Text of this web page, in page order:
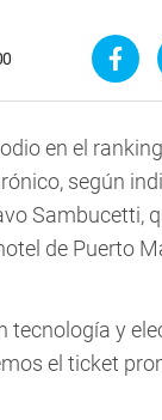
en el
según
Sambucetti,
de Puerto
tecnología y
el ticket